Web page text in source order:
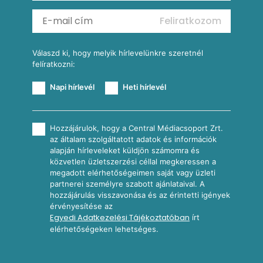
Reggeli receptek
Feliratkozom
Válaszd ki, hogy melyik hírlevelünkre szeretnél
felíratkozni:
Napi hírlevél Heti hírlevél
Hozzájárulok, hogy a Central Médiacsoport Zrt.
az általam szolgáltatott adatok és információk
alapján hírleveleket küldjön számomra és
közvetlen üzletszerzési céllal megkeressen a
megadott elérhetőségeimen saját vagy üzleti
partnerei személyre szabott ajánlataival. A
hozzájárulás visszavonása és az érintetti igények
érvényesítése az
Egyedi Adatkezelési Tájékoztatóban írt
elérhetőségeken lehetséges.